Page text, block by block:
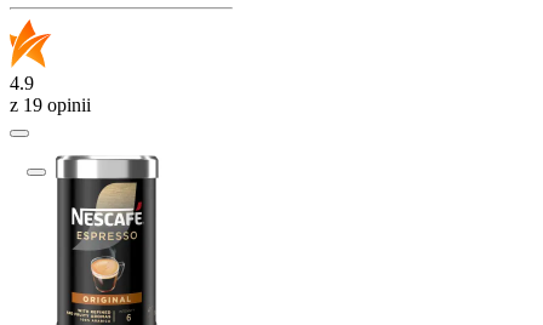
4.9
z 19 opinii